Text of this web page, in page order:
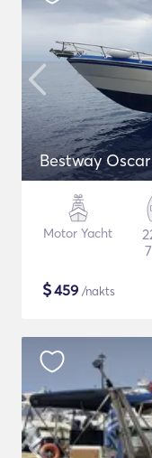
Bestway
Motor Yacht
$459 /nakts